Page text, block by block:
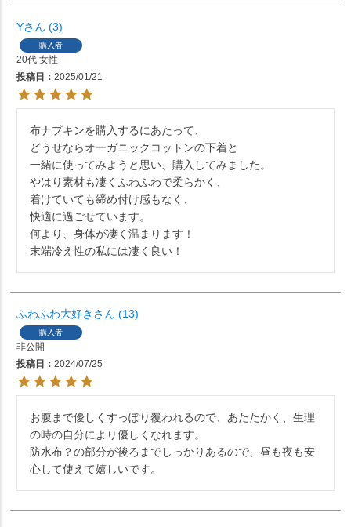
Y 3
購入者
20代 女性
投稿日
2025/01/21
布ナプキンを購入するにあたって、
どうせならオーガニックコットンの下着と
一緒に使ってみようと思い、購入してみました。
やはり素材も凄くふわふわで柔らかく、
着けていても締め付け感もなく、
快適に過ごせています。
何より、身体が凄く温まります！
末端冷え性の私には凄く良い！
ふわふわ大好き 13
購入者
非公開
投稿日
2024/07/25
お腹まで優しくすっぽり覆われるので、あたたかく、生理
の時の自分により優しくなれます。
防水布？の部分が後ろまでしっかりあるので、昼も夜も安
心して使えて嬉しいです。